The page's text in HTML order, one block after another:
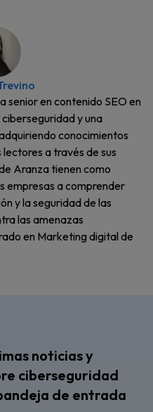
senior en contenido SEO en
y una
conocimientos
a través de sus
Aranza tienen como
empresas a comprender
y la seguridad de las
las amenazas
en Marketing digital de
noticias y
ciberseguridad
de entrada